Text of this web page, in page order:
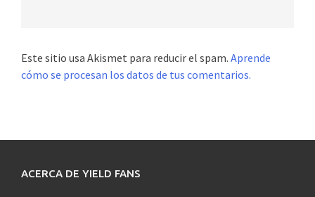
Este sitio usa Akismet para reducir el spam. Aprende
cómo se procesan los datos de tus comentarios.
ACERCA DE YIELD FANS